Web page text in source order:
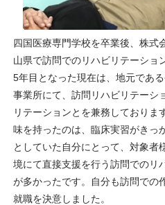
四国医療専門学校を卒業後、株式
山県で訪問でのリハビリテーショ
5年目となった現在は、地元であ
事業所にて、訪問リハビリテーシ
リテーションとを兼務しておりま
味を持ったのは、臨床実習がきっ
としていた自分にとって、対象者
境にて直接支援を行う訪問でのリ
が多かったです。自分も訪問での
就職を決意しました。